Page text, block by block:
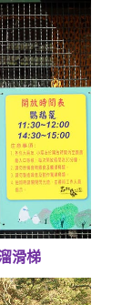
滑梯